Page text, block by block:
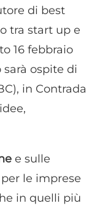
di best
tra start up e
16 febbraio
sarà ospite di
in Contrada
e sulle
le imprese
in quelli più